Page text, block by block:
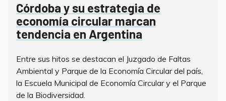
Córdoba y su estrategia de
economía circular marcan
tendencia en Argentina
Entre sus hitos se destacan el Juzgado de Faltas
Ambiental y Parque de la Economía Circular del país,
la Escuela Municipal de Economía Circular y el Parque
de la Biodiversidad.